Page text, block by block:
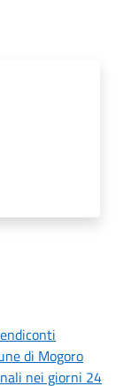
di Mogoro
nei giorni 24